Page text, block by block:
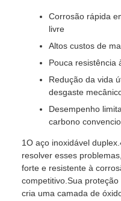
Corrosão rápida
livre
Altos custos de
Pouca resistência
Redução da vida
desgaste
Desempenho
carbono
1O aço inoxidável
resolver esses
forte e resistente à
competitivo.Sua
cria uma camada de